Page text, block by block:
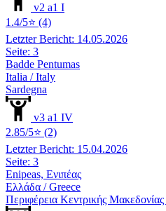
v2 a1 I
1.4/5⭐ (4)
Letzter Bericht: 14.05.2026
Seite: 3
Badde Pentumas
Italia / Italy
Sardegna
v3 a1 IV
2.85/5⭐ (2)
Letzter Bericht: 15.04.2026
Seite: 3
Enipeas, Ενιπέας
Ελλάδα / Greece
Περιφέρεια Κεντρικής